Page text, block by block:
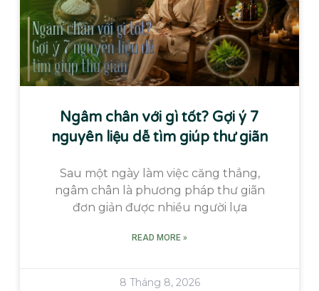
Ngâm chân với gì tốt? Gợi ý 7
nguyên liệu dễ tìm giúp thư giãn
Sau một ngày làm việc căng thẳng,
ngâm chân là phương pháp thư giãn
đơn giản được nhiều người lựa
READ MORE »
8 Tháng 8, 2026